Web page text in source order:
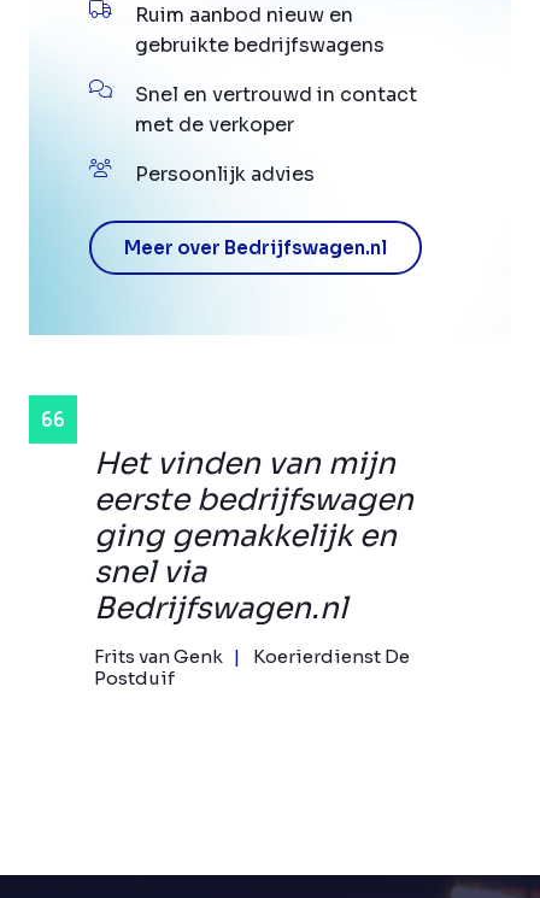
Het vinden van mijn
eerste bedrijfswagen
ging gemakkelijk en
snel via
Bedrijfswagen.nl
Frits van Genk
Koerierdienst De
Postduif
Ruim aanbod nieuw en
gebruikte bedrijfswagens
Snel en vertrouwd in contact
met de verkoper
Persoonlijk advies
Meer over Bedrijfswagen.nl